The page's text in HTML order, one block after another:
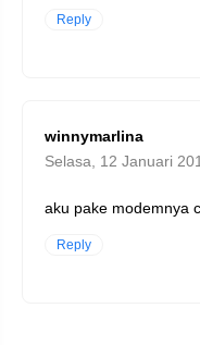
Reply
winnymarlina
Selasa, 12 Januari
aku pake modemnya
Reply